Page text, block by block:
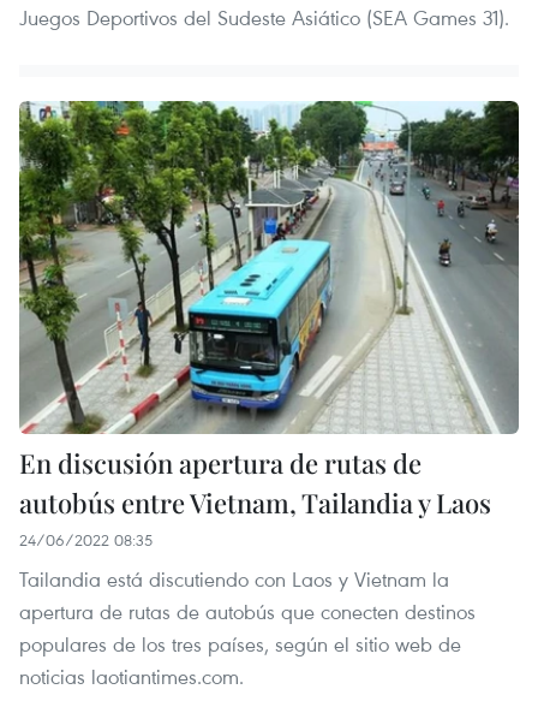
Juegos Deportivos del Sudeste Asiático (SEA Games 31).
En discusión apertura de rutas de
autobús entre Vietnam, Tailandia y Laos
24/06/2022 08:35
Tailandia está discutiendo con Laos y Vietnam la
apertura de rutas de autobús que conecten destinos
populares de los tres países, según el sitio web de
noticias laotiantimes.com.